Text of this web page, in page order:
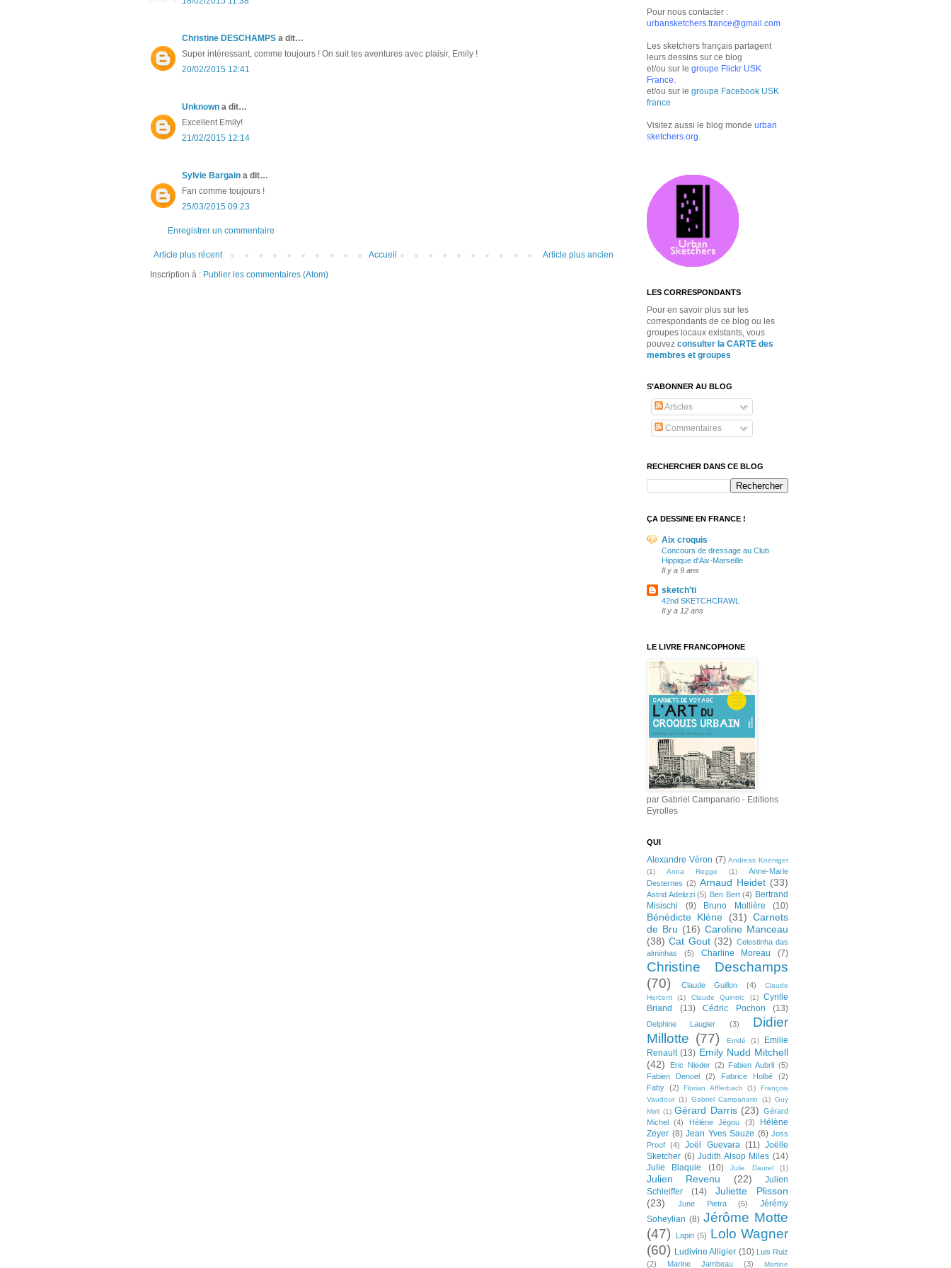
Christine DESCHAMPS a dit…
Super intéressant, comme toujours ! On suit tes aventures avec plaisir, Emily !
20/02/2015 12:41
Unknown a dit…
Excellent Emily!
21/02/2015 12:14
Sylvie Bargain a dit…
Fan comme toujours !
25/03/2015 09:23
Enregistrer un commentaire
Article plus récent Article plus ancien
Accueil
Inscription à : Publier les commentaires (Atom)
Pour nous contacter :
urbansketchers.france@gmail.com
Les sketchers français partagent
leurs dessins sur ce blog
et/ou sur le groupe Flickr USK
France
et/ou sur le groupe Facebook USK
france
Visitez aussi le blog monde urban
sketchers.org
LES CORRESPONDANTS
Pour en savoir plus sur les
correspondants de ce blog ou les
groupes locaux existants, vous
pouvez consulter la CARTE des
membres et groupes
S’ABONNER AU BLOG
Articles
Commentaires
RECHERCHER DANS CE BLOG
ÇA DESSINE EN FRANCE !
Aix croquis
Concours de dressage au Club
Hippique d'Aix-Marseille
Il y a 9 ans
sketch'ti
42nd SKETCHCRAWL
Il y a 12 ans
LE LIVRE FRANCOPHONE
par Gabriel Campanario - Editions
Eyrolles
QUI
Alexandre Véron (7) Andreas Koeniger
(1)
Anna Regge (1)
Anne-Marie
Desternes (2) Arnaud Heidet (33)
Astrid Adelizzi (5) Ben Bert (4) Bertrand
Misischi
(9) Bruno Mollière (10)
Bénédicte Klène (31) Carnets
de Bru (16) Caroline Manceau
(38) Cat Gout (32) Celestinha das
alminhas
(5) Charline Moreau (7)
Christine Deschamps
(70)
Claude Guillon (4)
Claude
Hercent
(1) Claude Quintric (1)
Cyrille
Briand
(13) Cédric Pochon (13)
Delphine Laugier (3)
Didier
Millotte (77) Emdé (1)
Emilie
Renault (13) Emily Nudd Mitchell
(42)
Eric Nieder (2) Fabien Aubril (5)
Fabien Denoel
(2) Fabrice Holbé
(2)
Faby (2) Florian Afflerbach (1)
François
Vaudour (1) Gabriel Campanario (1) Guy
Moll (1) Gérard Darris (23) Gérard
Michel
(4) Hélène Jégou (3)
Hélène
Zeyer (8) Jean Yves Sauze (6) Joss
Proof
(4) Joël Guevara (11) Joëlle
Sketcher (6) Judith Alsop Miles (14)
Julie Blaquie
(10) Julie Dautel (1)
Julien Revenu (22)
Julien
Schleiffer
(14)
Juliette Plisson
(23)
June Pietra (5)
Jérémy
Soheylian (8) Jérôme Motte
(47)
Lapin (5) Lolo Wagner
(60) Ludivine Alligier (10) Luis Ruiz
(2)
Marine Jambeau (3) Martine